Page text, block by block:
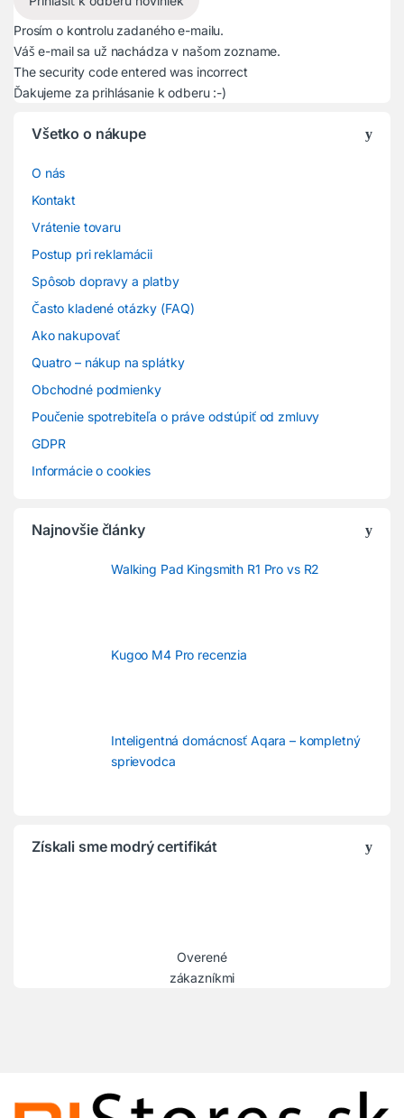
Prosím o kontrolu zadaného e-mailu.
Váš e-mail sa už nachádza v našom zozname.
The security code entered was incorrect
Ďakujeme za prihlásanie k odberu :-)
Všetko o nákupe
O nás
Kontakt
Vrátenie tovaru
Postup pri reklamácii
Spôsob dopravy a platby
Často kladené otázky (FAQ)
Ako nakupovať
Quatro – nákup na splátky
Obchodné podmienky
Poučenie spotrebiteľa o práve odstúpiť od zmluvy
GDPR
Informácie o cookies
Najnovšie články
Walking Pad Kingsmith R1 Pro vs R2
Kugoo M4 Pro recenzia
Inteligentná domácnosť Aqara – kompletný
sprievodca
Získali sme modrý certifikát
Overené
zákazníkmi